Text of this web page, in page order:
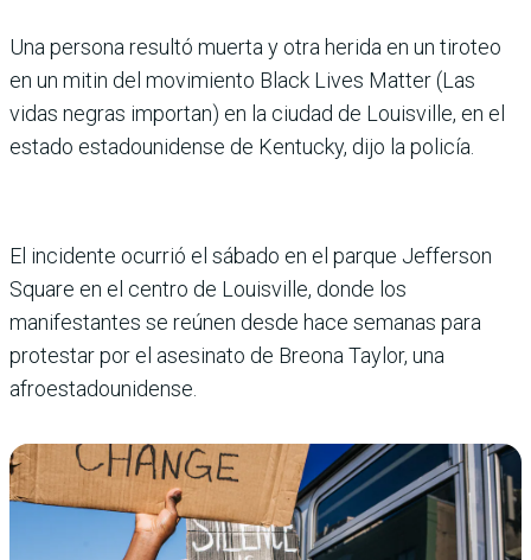
Una persona resultó muerta y otra herida en un tiroteo
en un mitin del movimiento Black Lives Matter (Las
vidas negras importan) en la ciudad de Louisville, en el
estado estadounidense de Kentucky, dijo la policía.
El incidente ocurrió el sábado en el parque Jefferson
Square en el centro de Louisville, donde los
manifestantes se reúnen desde hace semanas para
protestar por el asesinato de Breona Taylor, una
afroestadounidense.